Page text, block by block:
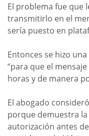
El problema fue que
transmitirlo en el
sería puesto en
Entonces se hizo
“para que el
horas y de manera
El abogado
porque demuestra
autorización antes